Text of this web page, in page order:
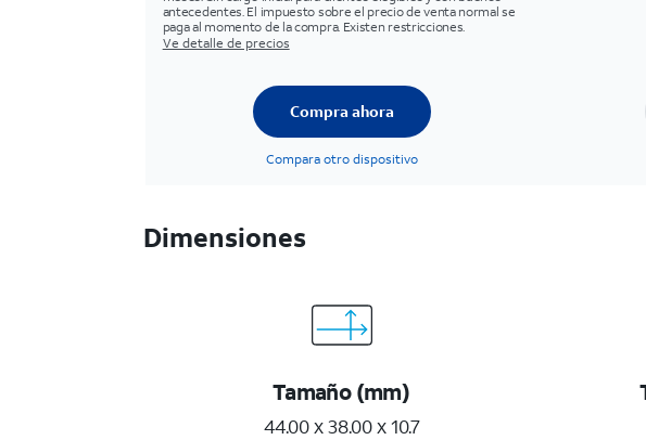
antecedentes. El impuesto sobre el precio de venta normal se
paga al momento de la compra. Existen restricciones.
Ve detalle de precios
Compra ahora
Compara otro dispositivo
Dimensiones
Tamaño (mm)
44.00 x 38.00 x 10.7